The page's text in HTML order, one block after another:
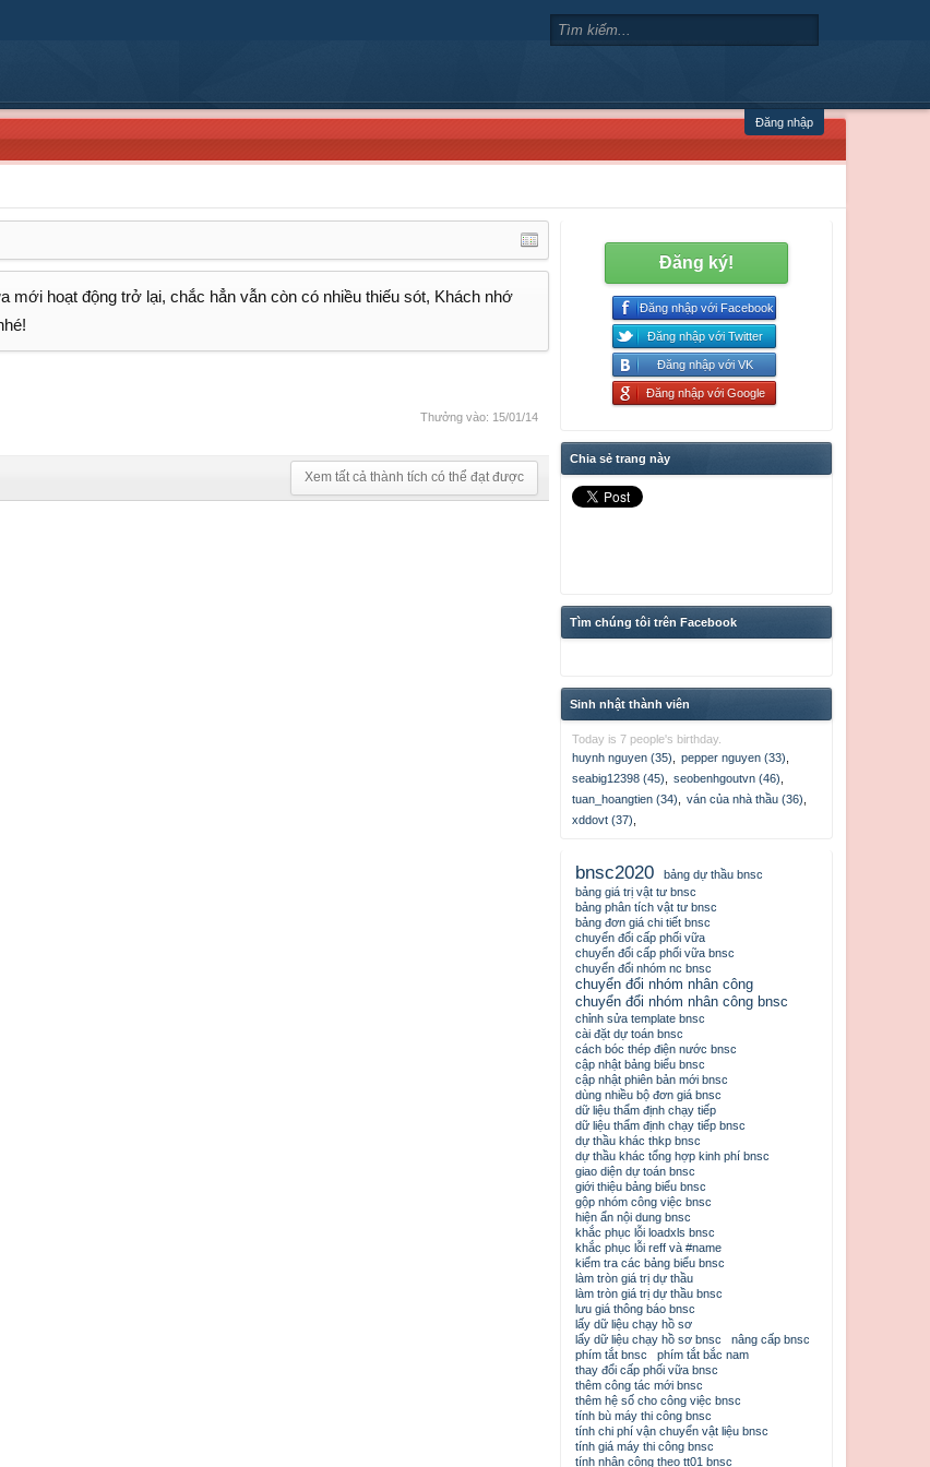
Đăng nhập
mới hoạt động trở lại, chắc hẳn vẫn còn có nhiều thiếu sót, Khách nhớ
Thưởng vào: 15/01/14
Xem tất cả thành tích có thể đạt được
Đăng ký!
Đăng nhập với Facebook
Đăng nhập với Twitter
Đăng nhập với VK
Đăng nhập với Google
Chia sẻ trang này
Tìm chúng tôi trên Facebook
Sinh nhật thành viên
Today is 7 people's birthday.
huynh nguyen (35)
pepper nguyen (33)
seabig12398 (45)
seobenhgoutvn (46)
tuan_hoangtien (34)
ván của nhà thầu (36)
xddovt (37)
bnsc2020
bảng dự thầu bnsc
bảng giá trị vật tư bnsc
bảng phân tích vật tư bnsc
bảng đơn giá chi tiết bnsc
chuyển đổi cấp phối vữa
chuyển đổi cấp phối vữa bnsc
chuyển đổi nhóm nc bnsc
chuyển đổi nhóm nhân công
chuyển đổi nhóm nhân công bnsc
chỉnh sửa template bnsc
cài đặt dự toán bnsc
cách bóc thép điện nước bnsc
cập nhật bảng biểu bnsc
cập nhật phiên bản mới bnsc
dùng nhiều bộ đơn giá bnsc
dữ liệu thẩm định chạy tiếp
dữ liệu thẩm định chạy tiếp bnsc
dự thầu khác thkp bnsc
dự thầu khác tổng hợp kinh phí bnsc
giao diện dự toán bnsc
giới thiệu bảng biểu bnsc
gộp nhóm công việc bnsc
hiện ẩn nội dung bnsc
khắc phục lỗi loadxls bnsc
khắc phục lỗi reff và #name
kiểm tra các bảng biểu bnsc
làm tròn giá trị dự thầu
làm tròn giá trị dự thầu bnsc
lưu giá thông báo bnsc
lấy dữ liệu chạy hồ sơ
lấy dữ liệu chạy hồ sơ bnsc
nâng cấp bnsc
phím tắt bnsc
phím tắt bắc nam
thay đổi cấp phối vữa bnsc
thêm công tác mới bnsc
thêm hệ số cho công việc bnsc
tính bù máy thi công bnsc
tính chi phí vận chuyển vật liệu bnsc
tính giá máy thi công bnsc
tính nhân công theo tt01 bnsc